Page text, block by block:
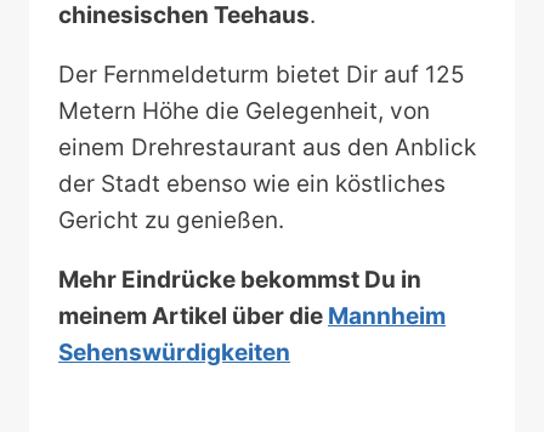
chinesischen Teehaus.
Der Fernmeldeturm bietet Dir auf 125
Metern Höhe die Gelegenheit, von
einem Drehrestaurant aus den Anblick
der Stadt ebenso wie ein köstliches
Gericht zu genießen.
Mehr Eindrücke bekommst Du in
meinem Artikel über die Mannheim
Sehenswürdigkeiten